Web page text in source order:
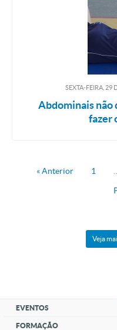
SEXTA-FEIRA, 29
Abdominais não
fazer
« Anterior 1
Veja
EVENTOS
FORMAÇÃO